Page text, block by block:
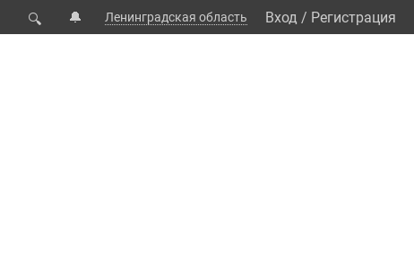
🔍 🔔 Ленинградская область Вход / Регистрация